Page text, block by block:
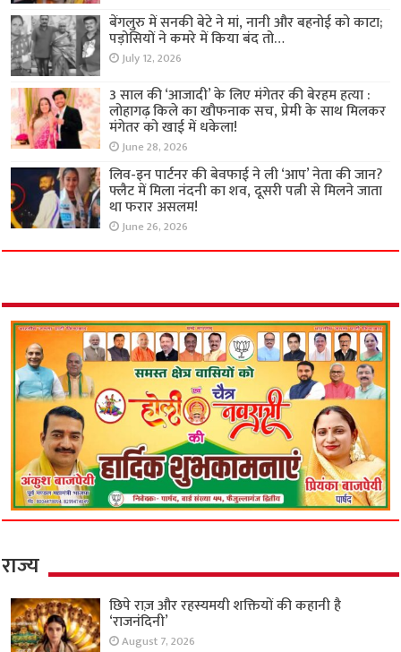
बेंगलुरु में सनकी बेटे ने मां, नानी और बहनोई को काटा;
पड़ोसियों ने कमरे में किया बंद तो…
July 12, 2026
3 साल की ‘आजादी’ के लिए मंगेतर की बेरहम हत्या :
लोहागढ़ किले का खौफनाक सच, प्रेमी के साथ मिलकर
मंगेतर को खाई में धकेला!
June 28, 2026
लिव-इन पार्टनर की बेवफाई ने ली ‘आप’ नेता की जान?
फ्लैट में मिला नंदनी का शव, दूसरी पत्नी से मिलने जाता
था फरार असलम!
June 26, 2026
राज्य
छिपे राज़ और रहस्यमयी शक्तियों की कहानी है
‘राजनंदिनी’
August 7, 2026